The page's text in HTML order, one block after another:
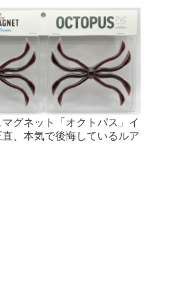
グネット「オクトパス」イ
、本気で後悔しているルア